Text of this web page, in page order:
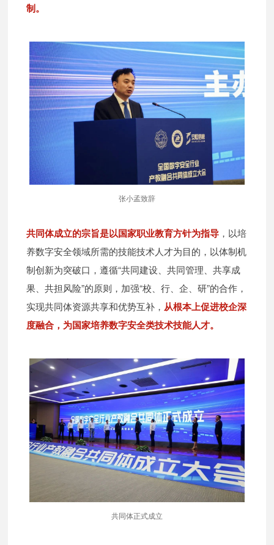
制。
张小孟致辞
共同体成立的宗旨是以国家职业教育方针为指导 ，以培
养数字安全领域所需的技能技术人才为目的，以体制机
制创新为突破口，遵循“共同建设、共同管理、共享成
果、共担风险”的原则，加强“校、行、企、研”的合作，
实现共同体资源共享和优势互补，从根本上促进校企深
度融合，为国家培养数字安全类技术技能人才。
共同体正式成立